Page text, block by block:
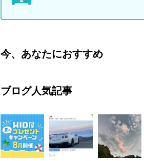
今、あなたにおすすめ
ブログ人気記事